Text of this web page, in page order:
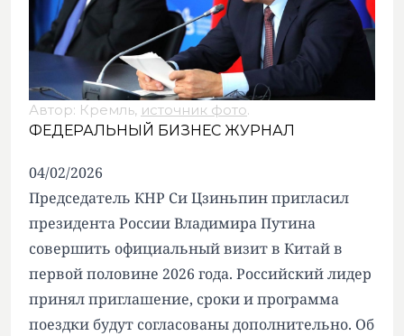
Автор: Кремль, источник фото.
ФЕДЕРАЛЬНЫЙ БИЗНЕС ЖУРНАЛ
04/02/2026
Председатель КНР Си Цзиньпин пригласил
президента России Владимира Путина
совершить официальный визит в Китай в
первой половине 2026 года. Российский лидер
принял приглашение, сроки и программа
поездки будут согласованы дополнительно. Об